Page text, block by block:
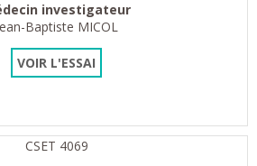
investigateur
Baptiste MICOL
VOIR L'ESSAI
CSET 4069